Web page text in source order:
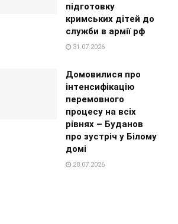
підготовку
кримських дітей до
служби в армії рф
31.07.2026
Домовилися про
інтенсифікацію
перемовного
процесу на всіх
рівнях – Буданов
про зустріч у Білому
домі
28.07.2026